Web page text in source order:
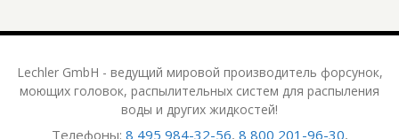
Lechler GmbH - ведущий мировой производитель форсунок,
моющих головок, распылительных систем для распыления
воды и других жидкостей!
Телефоны: 8 495 984-32-56, 8 800 201-96-30,